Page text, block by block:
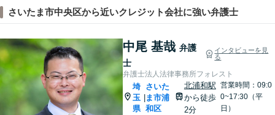
さいたま市中央区から近いクレジット会社に強い弁護士
中尾 基哉 弁護
士
インタビューを見
る
弁護士法人法律事務所フォレスト
埼
玉
県
さいた
ま市浦
和区
北浦和駅
から徒歩
2分
営業時間：09:0
0~17:30（平
日）